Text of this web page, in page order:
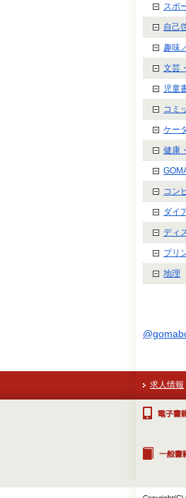
スポ
自己
趣味
文芸
児童
コミ
ケー
健康
コン
ダイ
ディ
プリ
地理
求人情報